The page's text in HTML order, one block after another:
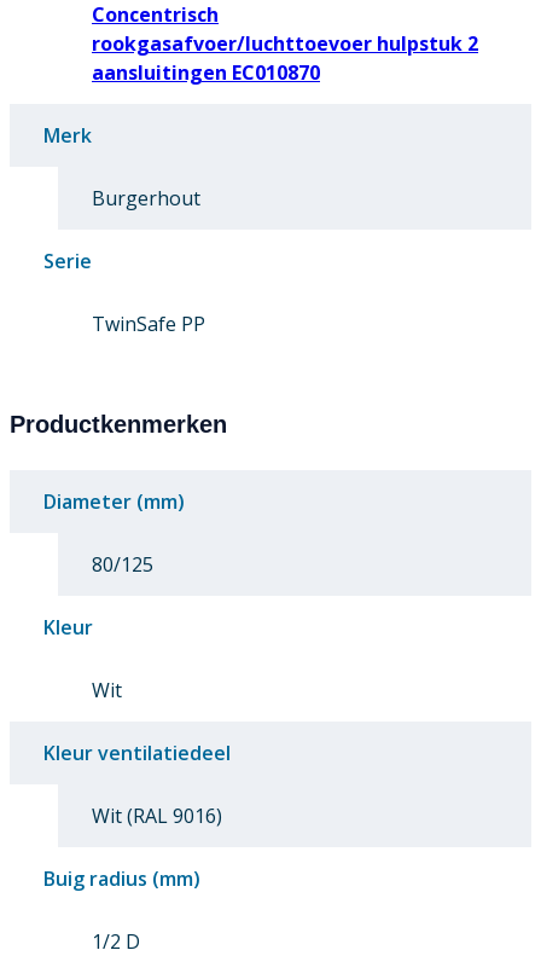
Concentrisch
rookgasafvoer/luchttoevoer hulpstuk 2
aansluitingen EC010870
Merk
Burgerhout
Serie
TwinSafe PP
Productkenmerken
Diameter (mm)
80/125
Kleur
Wit
Kleur ventilatiedeel
Wit (RAL 9016)
Buig radius (mm)
1/2 D